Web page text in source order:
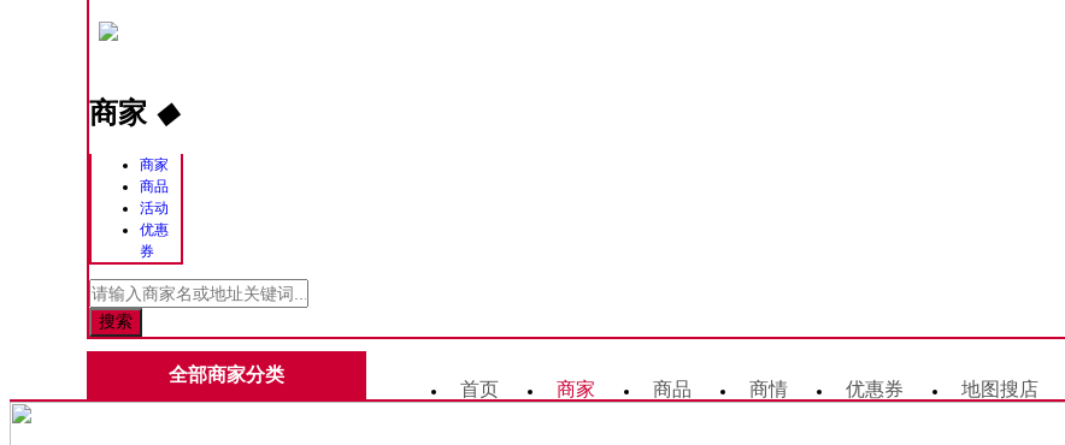
商家 ◆
商家
商品
活动
优惠
券
全部商家分类
首页 商家 商品 商情 优惠券 地图搜店